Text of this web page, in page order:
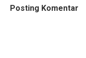
Posting Komentar